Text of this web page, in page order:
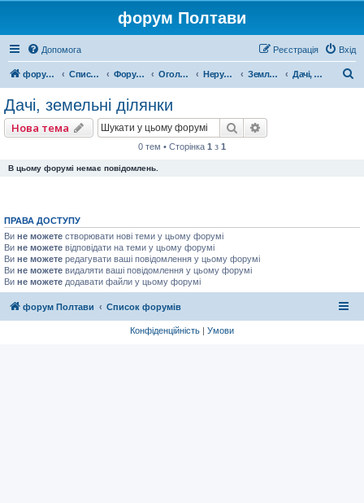
форум Полтави
Допомога Вхід
Реєстрація
форум Полтави Список форумів Форум міста Полтава Оголошення міста Полтава Нерухомість Земля, дачі, гаражі, ділянки Дачі, земельні ділянки
Дачі, земельні ділянки
Нова тема Пошук
0 тем • Сторінка 1 з 1
В цьому форумі немає повідомлень.
ПРАВА ДОСТУПУ
Ви не можете створювати нові теми у цьому форумі
Ви не можете відповідати на теми у цьому форумі
Ви не можете редагувати ваші повідомлення у цьому форумі
Ви не можете видаляти ваші повідомлення у цьому форумі
Ви не можете додавати файли у цьому форумі
форум Полтави Список форумів
Конфіденційність | Умови